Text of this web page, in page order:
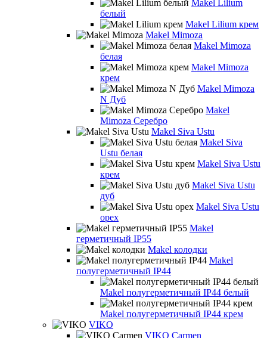
Makel Lilium
белый
Makel Lilium крем
Makel Mimoza
Makel Mimoza
белая
Makel Mimoza
крем
Makel Mimoza
N Дуб
Makel
Mimoza Серебро
Makel Siva Ustu
Makel Siva
Ustu белая
Makel Siva Ustu
крем
Makel Siva Ustu
дуб
Makel Siva Ustu
орех
Makel
герметичный IP55
Makel колодки
Makel
полугерметичный IP44
Makel полугерметичный IP44 белый
Makel полугерметичный IP44 крем
VIKO
VIKO Carmen